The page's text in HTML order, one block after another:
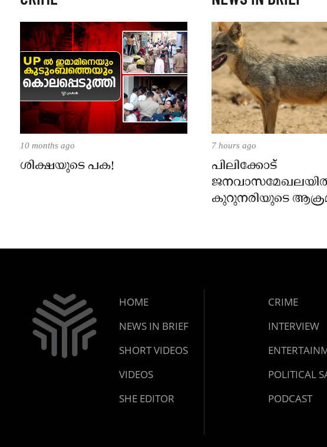
10 months ago
ശിക്ഷയുടെ പക!
7 hours ago
പിലിക്കോട്
കുറുനരിയുടെ
പഞ്ചായത്ത്
HOME
NEWS IN BRIEF
SHORT VIDEOS
VIDEOS
SHE EDITOR
CRIME
INTERVIEW
POLITICAL
PODCAST